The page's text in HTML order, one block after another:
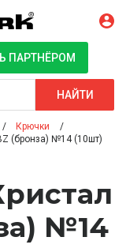
ПАРТНЁРОМ
НАЙТИ
Крючки
(бронза) №14 (10шт)
№14